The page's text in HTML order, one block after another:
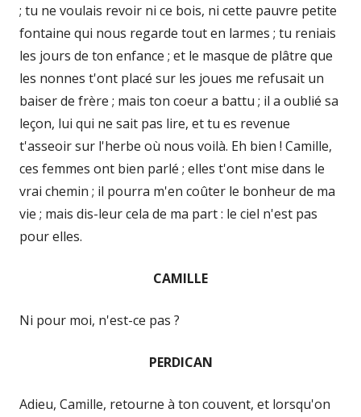
; tu ne voulais revoir ni ce bois, ni cette pauvre petite
fontaine qui nous regarde tout en larmes ; tu reniais
les jours de ton enfance ; et le masque de plâtre que
les nonnes t'ont placé sur les joues me refusait un
baiser de frère ; mais ton coeur a battu ; il a oublié sa
leçon, lui qui ne sait pas lire, et tu es revenue
t'asseoir sur l'herbe où nous voilà. Eh bien ! Camille,
ces femmes ont bien parlé ; elles t'ont mise dans le
vrai chemin ; il pourra m'en coûter le bonheur de ma
vie ; mais dis-leur cela de ma part : le ciel n'est pas
pour elles.
CAMILLE
Ni pour moi, n'est-ce pas ?
PERDICAN
Adieu, Camille, retourne à ton couvent, et lorsqu'on